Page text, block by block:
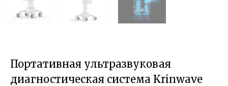
Портативная ультразвуковая
диагностическая система Krinwave